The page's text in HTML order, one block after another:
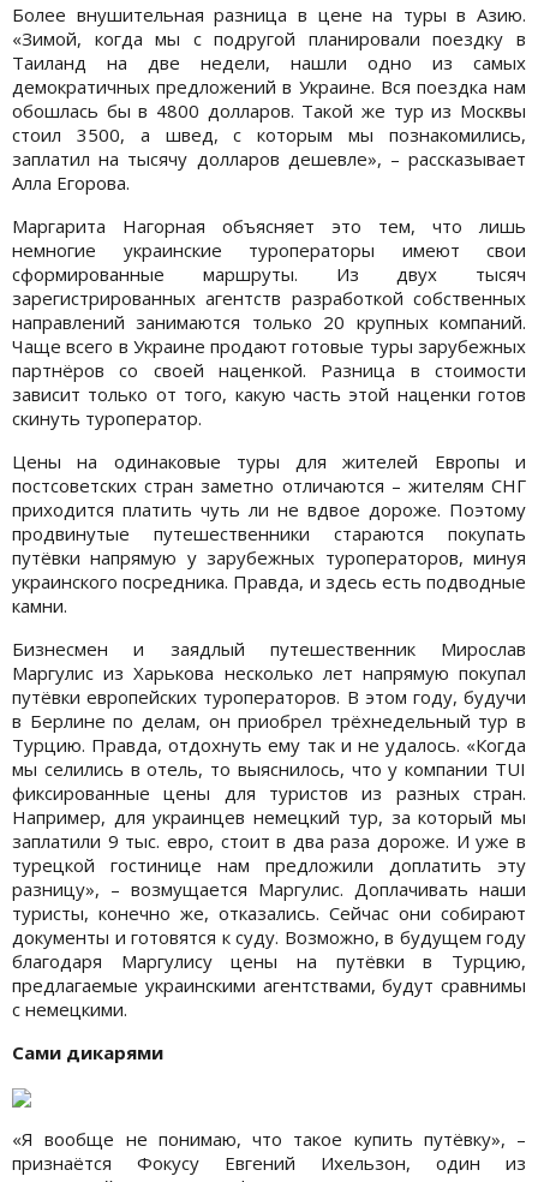
Более внушительная разница в цене на туры в Азию.
«Зимой, когда мы с подругой планировали поездку в
Таиланд на две недели, нашли одно из самых
демократичных предложений в Украине. Вся поездка нам
обошлась бы в 4800 долларов. Такой же тур из Москвы
стоил 3500, а швед, с которым мы познакомились,
заплатил на тысячу долларов дешевле», – рассказывает
Алла Егорова.
Маргарита Нагорная объясняет это тем, что лишь
немногие украинские туроператоры имеют свои
сформированные маршруты. Из двух тысяч
зарегистрированных агентств разработкой собственных
направлений занимаются только 20 крупных компаний.
Чаще всего в Украине продают готовые туры зарубежных
партнёров со своей наценкой. Разница в стоимости
зависит только от того, какую часть этой наценки готов
скинуть туроператор.
Цены на одинаковые туры для жителей Европы и
постсоветских стран заметно отличаются – жителям СНГ
приходится платить чуть ли не вдвое дороже. Поэтому
продвинутые путешественники стараются покупать
путёвки напрямую у зарубежных туроператоров, минуя
украинского посредника. Правда, и здесь есть подводные
камни.
Бизнесмен и заядлый путешественник Мирослав
Маргулис из Харькова несколько лет напрямую покупал
путёвки европейских туроператоров. В этом году, будучи
в Берлине по делам, он приобрел трёхнедельный тур в
Турцию. Правда, отдохнуть ему так и не удалось. «Когда
мы селились в отель, то выяснилось, что у компании ТUI
фиксированные цены для туристов из разных стран.
Например, для украинцев немецкий тур, за который мы
заплатили 9 тыс. евро, стоит в два раза дороже. И уже в
турецкой гостинице нам предложили доплатить эту
разницу», – возмущается Маргулис. Доплачивать наши
туристы, конечно же, отказались. Сейчас они собирают
документы и готовятся к суду. Возможно, в будущем году
благодаря Маргулису цены на путёвки в Турцию,
предлагаемые украинскими агентствами, будут сравнимы
с немецкими.
Сами дикарями
«Я вообще не понимаю, что такое купить путёвку», –
признаётся Фокусу Евгений Ихельзон, один из